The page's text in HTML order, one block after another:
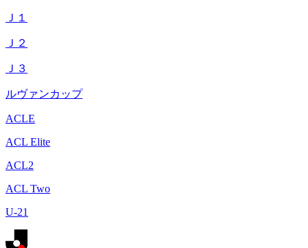
Ｊ１
Ｊ２
Ｊ３
ルヴァンカップ
ACLE
ACL Elite
ACL2
ACL Two
U-21